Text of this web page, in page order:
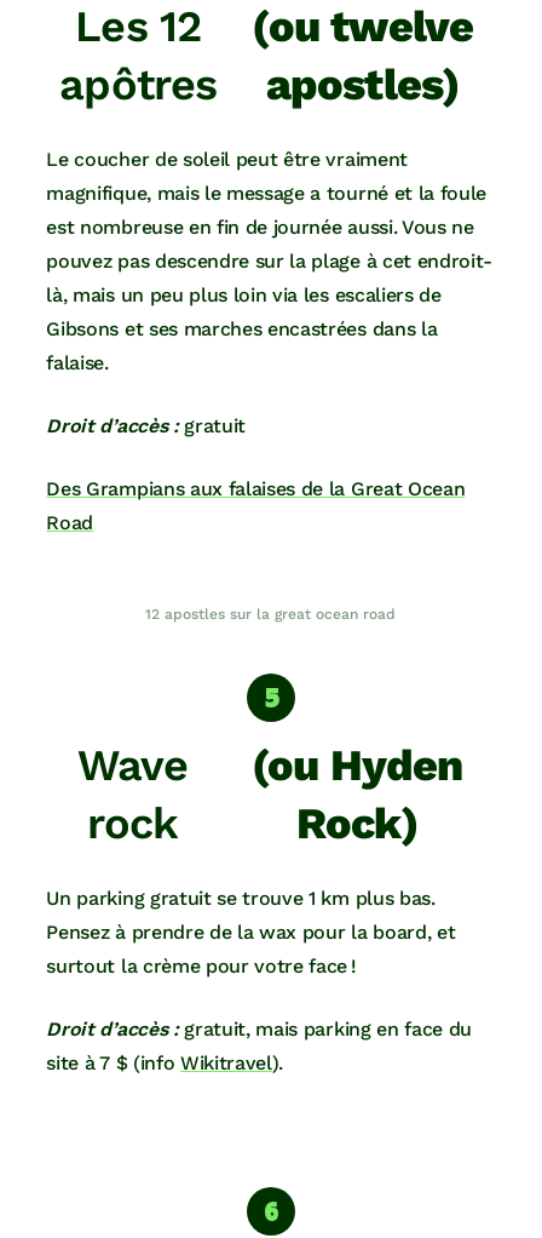
Les 12
apôtres
(ou twelve
apostles)
Le coucher de soleil peut être vraiment
magnifique, mais le message a tourné et la foule
est nombreuse en fin de journée aussi. Vous ne
pouvez pas descendre sur la plage à cet endroit-
là, mais un peu plus loin via les escaliers de
Gibsons et ses marches encastrées dans la
falaise.
Droit d’accès :gratuit
Des Grampians aux falaises de la Great Ocean
Road
12 apostles sur la great ocean road
Wave
rock
(ou Hyden
Rock)
Un parking gratuit se trouve 1 km plus bas.
Pensez à prendre de la wax pour la board, et
surtout la crème pour votre face !
Droit d’accès :gratuit, mais parking en face du
site à 7 $ (info Wikitravel).